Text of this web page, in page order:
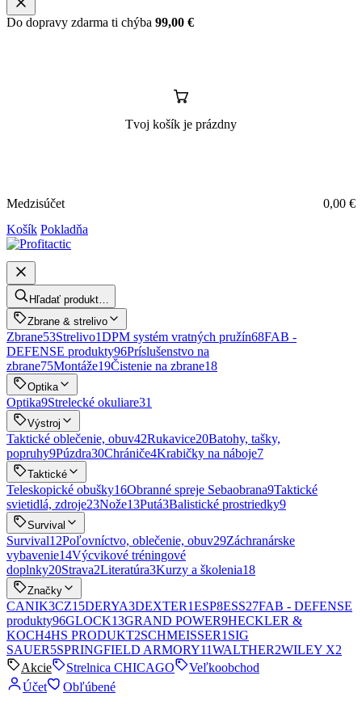
Do dopravy zdarma ti chýba 99,00 €
Tvoj košík je prázdny
Medzisúčet 0,00 €
Košík Pokladňa
Hľadať produkt…
Zbrane & strelivo
Zbrane53Strelivo1DPM systém vratných pružín68FAB -
DEFENSE produkty96Príslušenstvo na
zbrane75Montáže19Čistenie na zbrane18
Optika
Optika9Strelecké okuliare31
Výstroj
Taktické oblečenie, obuv42Rukavice20Batohy, tašky,
popruhy9Púzdra30Chrániče4Krabičky na náboje7
Taktické
Teleskopické obušky16Obranné spreje Sebaobrana9Taktické
svietidlá, zdroje23Nože13Putá3Balistické prostriedky9
Survival
Survival12Poľovníctvo, oblečenie, obuv29Záchranárske
vybavenie14Výcvikové tréningové
doplnky20Strava2Literatúra3Kurzy a školenia18
Značky
CANIK3CZ15DERYA3DEXTER1ESP8ESS27FAB - DEFENSE
produkty96GLOCK13GRAND POWER9HECKLER &
KOCH4HS PRODUKT2SCHMEISSER1 SIG
SAUER5SPRINGFIELD ARMORY11WALTHER2WILEY X2
Akcie
Strelnica CHICAGO
Veľkoobchod
Účet
Obľúbené